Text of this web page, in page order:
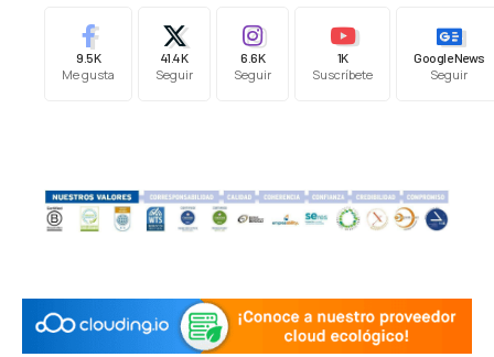
9.5K
Me gusta
41.4K
Seguir
6.6K
Seguir
1K
Suscríbete
Google News
Seguir